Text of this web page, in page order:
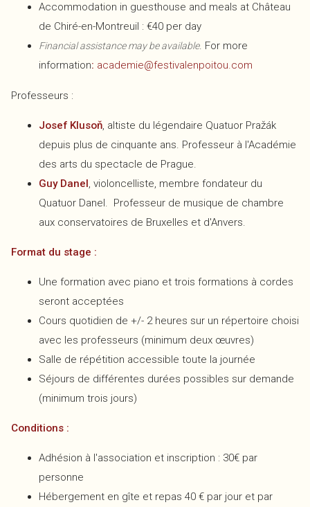
Accommodation in guesthouse and meals at Château
de Chiré-en-Montreuil : €40 per day
Financial assistance may be available. For more
information: academie@festivalenpoitou.com
Professeurs :
Josef Klusoň, altiste du légendaire Quatuor Pražák
depuis plus de cinquante ans. Professeur à l'Académie
des arts du spectacle de Prague.
Guy Danel, violoncelliste, membre fondateur du
Quatuor Danel. Professeur de musique de chambre
aux conservatoires de Bruxelles et d'Anvers.
Format du stage :
Une formation avec piano et trois formations à cordes
seront acceptées
Cours quotidien de +/- 2 heures sur un répertoire choisi
avec les professeurs (minimum deux œuvres)
Salle de répétition accessible toute la journée
Séjours de différentes durées possibles sur demande
(minimum trois jours)
Conditions :
Adhésion à l'association et inscription : 30€ par
personne
Hébergement en gîte et repas 40 € par jour et par